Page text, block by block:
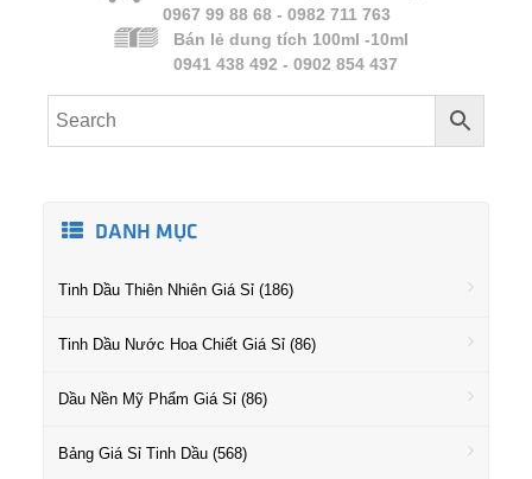
0967 99 88 68 - 0982 711 763
Bán lẻ dung tích 100ml -10ml
0941 438 492 - 0902 854 437
DANH MỤC
Tinh Dầu Thiên Nhiên Giá Sỉ (186)
Tinh Dầu Nước Hoa Chiết Giá Sỉ (86)
Dầu Nền Mỹ Phẩm Giá Sỉ (86)
Bảng Giá Sỉ Tinh Dầu (568)